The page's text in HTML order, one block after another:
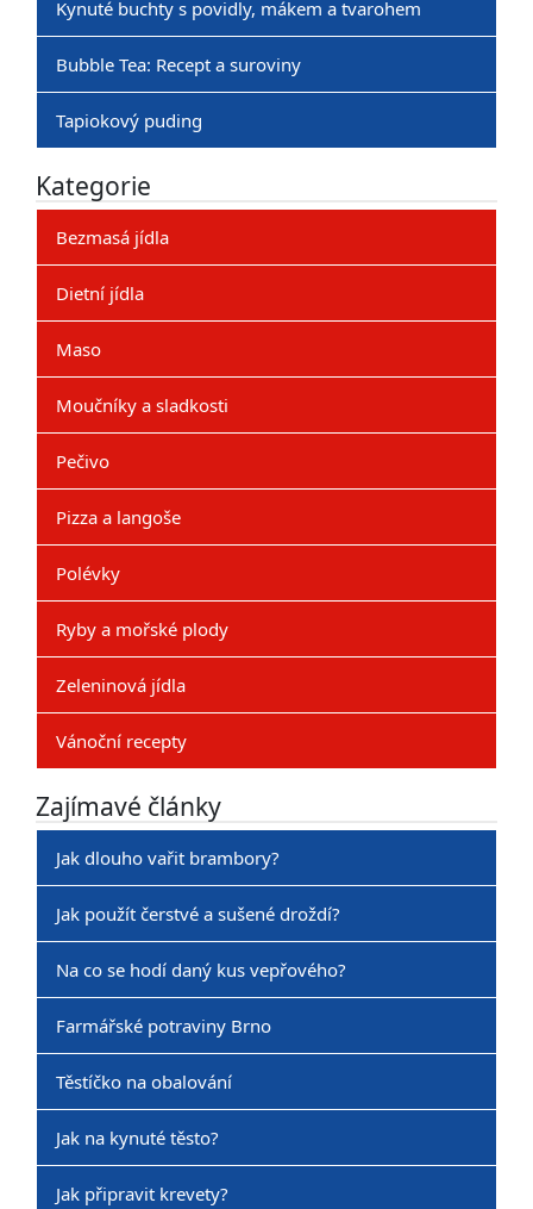
Kynuté buchty s povidly, mákem a tvarohem
Bubble Tea: Recept a suroviny
Tapiokový puding
Kategorie
Bezmasá jídla
Dietní jídla
Maso
Moučníky a sladkosti
Pečivo
Pizza a langoše
Polévky
Ryby a mořské plody
Zeleninová jídla
Vánoční recepty
Zajímavé články
Jak dlouho vařit brambory?
Jak použít čerstvé a sušené droždí?
Na co se hodí daný kus vepřového?
Farmářské potraviny Brno
Těstíčko na obalování
Jak na kynuté těsto?
Jak připravit krevety?